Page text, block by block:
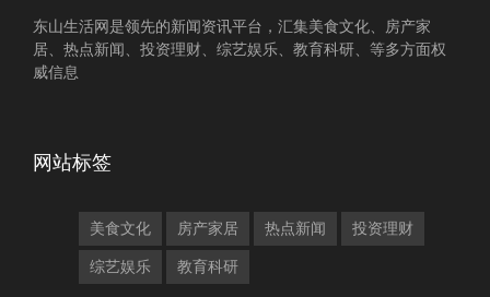
东山生活网是领先的新闻资讯平台，汇集美食文化、房产家
居、热点新闻、投资理财、综艺娱乐、教育科研、等多方面权
威信息
网站标签
美食文化 房产家居 热点新闻 投资理财
综艺娱乐 教育科研